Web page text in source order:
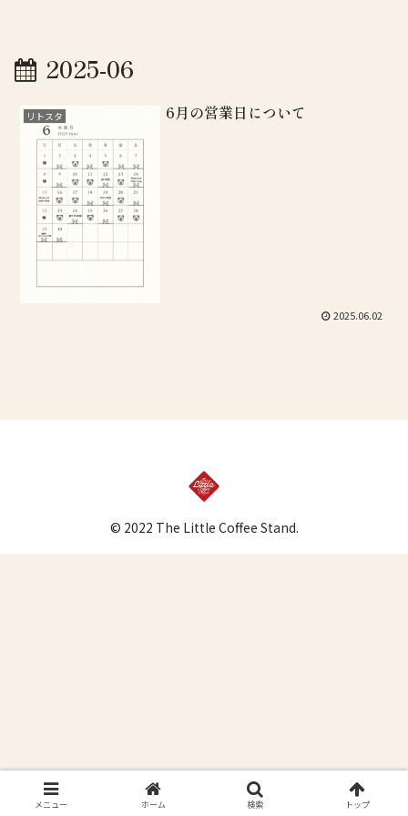
2025-06
リトスタ 6月の営業日について
2025.06.02
© 2022 The Little Coffee Stand.
メニュー ホーム 検索 トップ